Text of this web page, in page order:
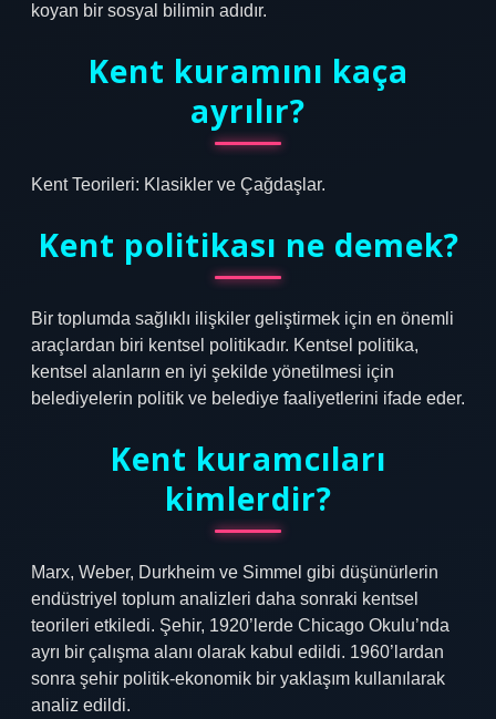
koyan bir sosyal bilimin adıdır.
Kent kuramını kaça
ayrılır?
Kent Teorileri: Klasikler ve Çağdaşlar.
Kent politikası ne demek?
Bir toplumda sağlıklı ilişkiler geliştirmek için en önemli
araçlardan biri kentsel politikadır. Kentsel politika,
kentsel alanların en iyi şekilde yönetilmesi için
belediyelerin politik ve belediye faaliyetlerini ifade eder.
Kent kuramcıları
kimlerdir?
Marx, Weber, Durkheim ve Simmel gibi düşünürlerin
endüstriyel toplum analizleri daha sonraki kentsel
teorileri etkiledi. Şehir, 1920’lerde Chicago Okulu’nda
ayrı bir çalışma alanı olarak kabul edildi. 1960’lardan
sonra şehir politik-ekonomik bir yaklaşım kullanılarak
analiz edildi.